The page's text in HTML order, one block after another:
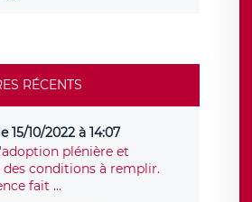
RÉCENTS
15/10/2022 à 14:07
plénière et
conditions à remplir.
fait ...